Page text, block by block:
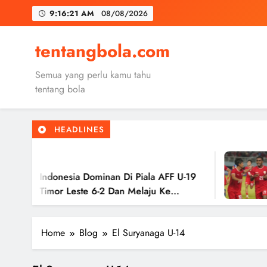
9:16:22 AM 08/08/2026
Malang
Malang
tentangbola.com
Semua yang perlu kamu tahu
tentang bola
HEADLINES
Indonesia Dominan Di Piala AFF U-19
Leste 6-2 Dan Melaju Ke
2
Ke
Home Blog El Suryanaga U-14